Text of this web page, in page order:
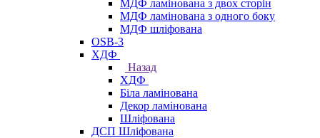
МДФ ламінована з двох сторін
МДФ ламінована з одного боку
МДФ шліфована
OSB-3
ХДФ
Назад
ХДФ
Біла ламінована
Декор ламінована
Шліфована
ДСП Шліфована